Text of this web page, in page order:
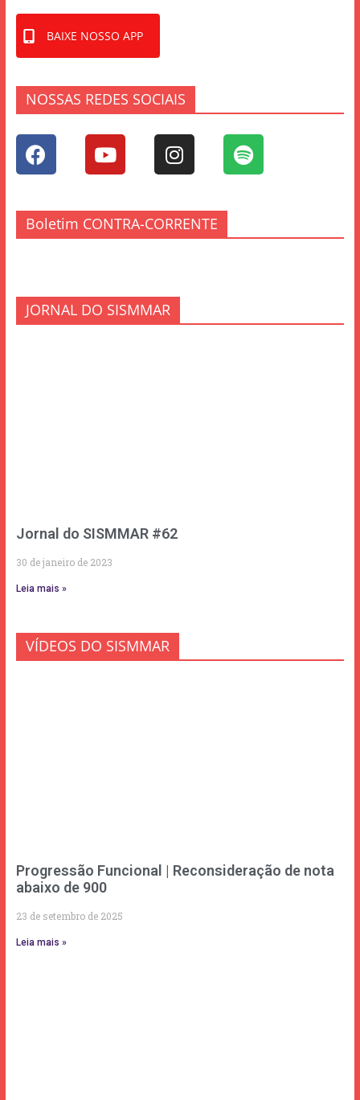
BAIXE NOSSO APP
NOSSAS REDES SOCIAIS
Boletim CONTRA-CORRENTE
JORNAL DO SISMMAR
Jornal do SISMMAR #62
30 de janeiro de 2023
Leia mais »
VÍDEOS DO SISMMAR
Progressão Funcional | Reconsideração de nota
abaixo de 900
23 de setembro de 2025
Leia mais »